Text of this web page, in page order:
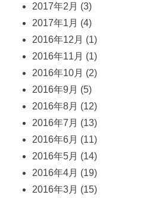
2017年2月 (3)
2017年1月 (4)
2016年12月 (1)
2016年11月 (1)
2016年10月 (2)
2016年9月 (5)
2016年8月 (12)
2016年7月 (13)
2016年6月 (11)
2016年5月 (14)
2016年4月 (19)
2016年3月 (15)